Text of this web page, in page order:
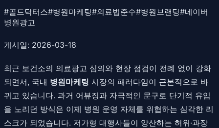
#골드닥터스#병원마케팅#의료법준수#병원브랜딩#네이버
병원광고
게시일: 2026-03-18
최근 보건소의 의료광고 심의와 현장 점검이 전례 없이 강화
되면서, 국내 병원마케팅 시장의 패러다임이 근본적으로 바
뀌고 있습니다. 과거 어뷰징과 자극적인 문구로 단기적 유입
을 노리던 방식은 이제 병원 운영 자체를 위협하는 심각한 리
스크가 되었습니다. 저가형 대행사들이 양산하는 허위·과장